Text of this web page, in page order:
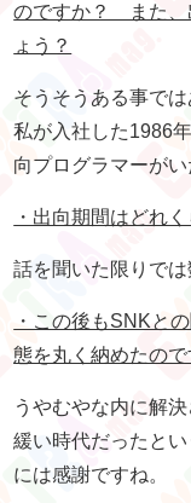
のですか？ また、
ょう？
そうそうある事では
私が入社した1986
向プログラマーがい
・出向期間はどれ
話を聞いた限りでは
・この後もSNKと
態を丸く納めたので
うやむやな内に解
緩い時代だったと
には感謝ですね。